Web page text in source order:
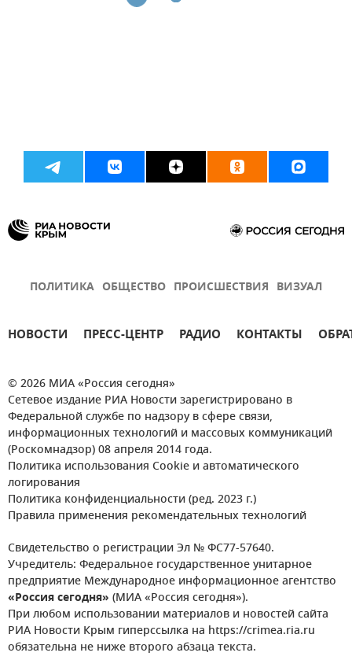
ПОЛИТИКА ОБЩЕСТВО ПРОИСШЕСТВИЯ ВИЗУАЛ
НОВОСТИ ПРЕСС-ЦЕНТР РАДИО КОНТАКТЫ
© 2026 МИА «Россия сегодня»
Сетевое издание РИА Новости зарегистрировано в
Федеральной службе по надзору в сфере связи,
информационных технологий и массовых коммуникаций
(Роскомнадзор) 08 апреля 2014 года.
Политика использования Cookie и автоматического
логирования
Политика конфиденциальности (ред. 2023 г.)
Правила применения рекомендательных технологий
Свидетельство о регистрации Эл № ФС77-57640.
Учредитель: Федеральное государственное унитарное
предприятие Международное информационное агентство
«Россия сегодня» (МИА «Россия сегодня»).
При любом использовании материалов и новостей сайта
РИА Новости Крым гиперссылка на https://crimea.ria.ru
обязательна не ниже второго абзаца текста.